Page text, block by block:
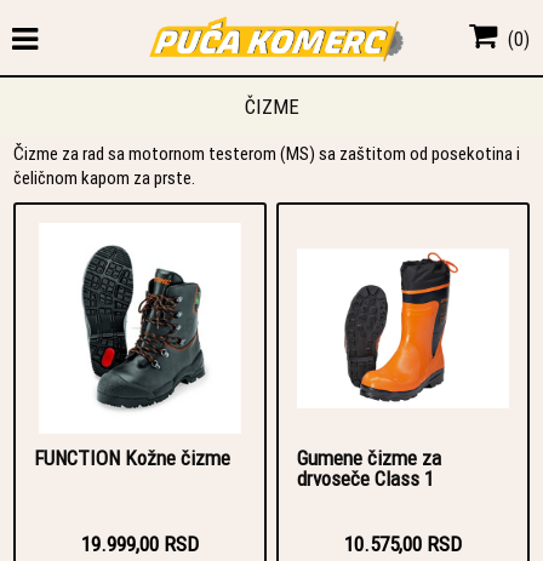
(0)
ČIZME
Čizme za rad sa motornom testerom (MS) sa zaštitom od posekotina i
čeličnom kapom za prste.
FUNCTION Kožne čizme
19.999,00 RSD
Gumene čizme za
drvoseče Class 1
10.575,00 RSD